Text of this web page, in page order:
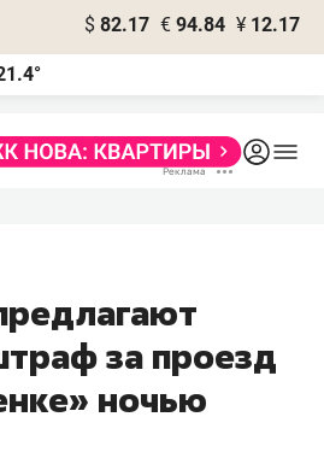
$ 82.17 € 94.84 ¥ 12.17
за проезд
ночью